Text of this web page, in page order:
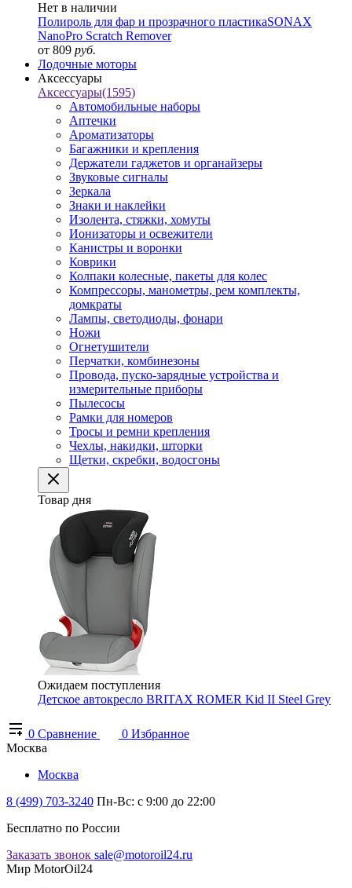
Нет в наличии
Полироль для фар и прозрачного пластикаSONAX
NanoPro Scratch Remover
от 809 руб.
Лодочные моторы
Аксессуары
Аксессуары(1595)
Автомобильные наборы
Аптечки
Ароматизаторы
Багажники и крепления
Держатели гаджетов и органайзеры
Звуковые сигналы
Зеркала
Знаки и наклейки
Изолента, стяжки, хомуты
Ионизаторы и освежители
Канистры и воронки
Коврики
Колпаки колесные, пакеты для колес
Компрессоры, манометры, рем комплекты,
домкраты
Лампы, светодиоды, фонари
Ножи
Огнетушители
Перчатки, комбинезоны
Провода, пуско-зарядные устройства и
измерительные приборы
Пылесосы
Рамки для номеров
Тросы и ремни крепления
Чехлы, накидки, шторки
Щетки, скребки, водосгоны
Товар дня
Ожидаем поступления
Детское автокресло BRITAX ROMER Kid II Steel Grey
0 Сравнение 0 Избранное
Москва
Москва
8 (499) 703-3240 Пн-Вс: с 9:00 до 22:00
Бесплатно по России
Заказать звонок sale@motoroil24.ru
Мир MotorOil24